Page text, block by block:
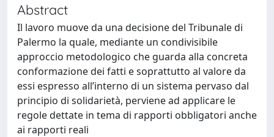
Abstract
Il lavoro muove da una decisione del Tribunale di
Palermo la quale, mediante un condivisibile
approccio metodologico che guarda alla concreta
conformazione dei fatti e soprattutto al valore da
essi espresso all’interno di un sistema pervaso dal
principio di solidarietà, perviene ad applicare le
regole dettate in tema di rapporti obbligatori anche
ai rapporti reali